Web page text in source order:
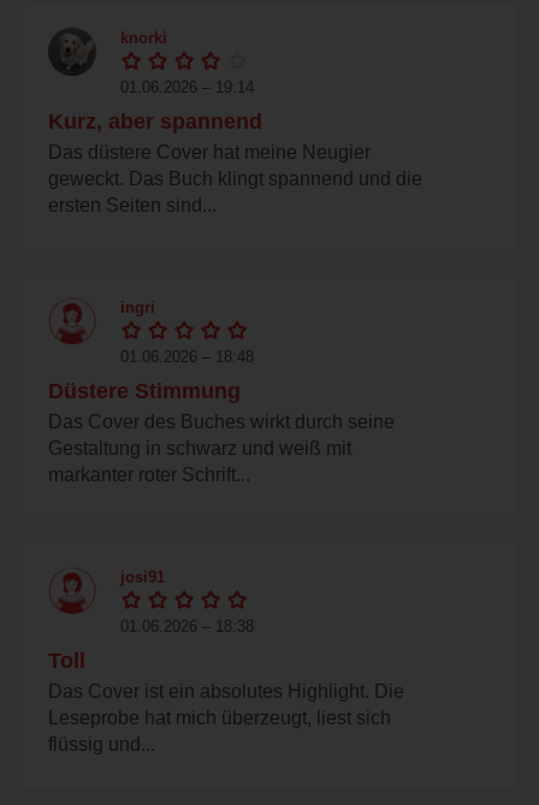
knorki
01.06.2026 – 19:14
Kurz, aber spannend
Das düstere Cover hat meine Neugier
geweckt. Das Buch klingt spannend und die
ersten Seiten sind...
ingri
01.06.2026 – 18:48
Düstere Stimmung
Das Cover des Buches wirkt durch seine
Gestaltung in schwarz und weiß mit
markanter roter Schrift...
josi91
01.06.2026 – 18:38
Toll
Das Cover ist ein absolutes Highlight. Die
Leseprobe hat mich überzeugt, liest sich
flüssig und...